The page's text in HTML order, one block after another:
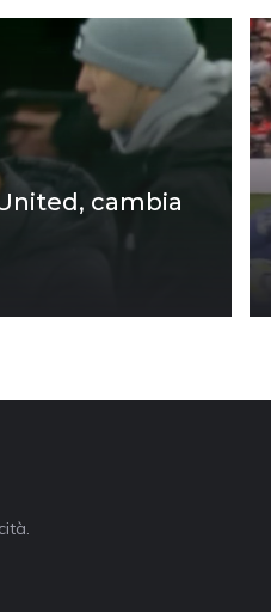
cambia